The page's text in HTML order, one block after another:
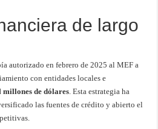
de largo
autorizado en febrero de 2025 al MEF a
con entidades locales e
millones de dólares. Esta estrategia ha
las fuentes de crédito y abierto el